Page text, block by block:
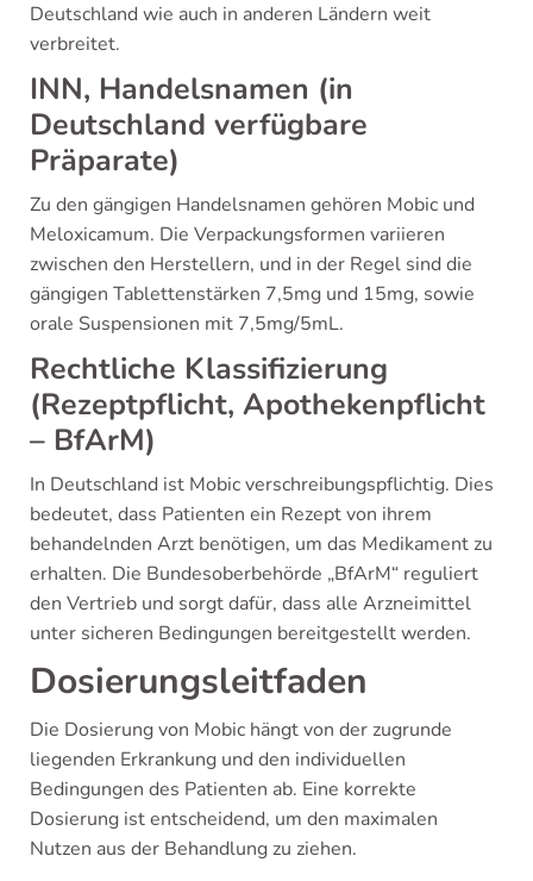
Deutschland wie auch in anderen Ländern weit
verbreitet.
INN, Handelsnamen (in
Deutschland verfügbare
Präparate)
Zu den gängigen Handelsnamen gehören Mobic und
Meloxicamum. Die Verpackungsformen variieren
zwischen den Herstellern, und in der Regel sind die
gängigen Tablettenstärken 7,5mg und 15mg, sowie
orale Suspensionen mit 7,5mg/5mL.
Rechtliche Klassifizierung
(Rezeptpflicht, Apothekenpflicht
– BfArM)
In Deutschland ist Mobic verschreibungspflichtig. Dies
bedeutet, dass Patienten ein Rezept von ihrem
behandelnden Arzt benötigen, um das Medikament zu
erhalten. Die Bundesoberbehörde „BfArM“ reguliert
den Vertrieb und sorgt dafür, dass alle Arzneimittel
unter sicheren Bedingungen bereitgestellt werden.
Dosierungsleitfaden
Die Dosierung von Mobic hängt von der zugrunde
liegenden Erkrankung und den individuellen
Bedingungen des Patienten ab. Eine korrekte
Dosierung ist entscheidend, um den maximalen
Nutzen aus der Behandlung zu ziehen.